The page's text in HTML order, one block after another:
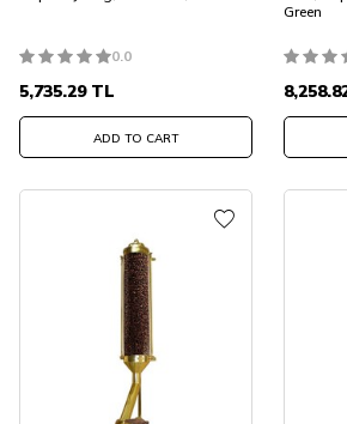
0.0
5,735.29TL
ADD TO CART
Green